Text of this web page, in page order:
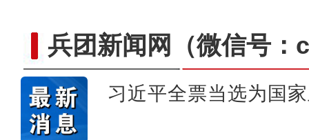
兵团新闻网 （微信号
习近平全票当选为国